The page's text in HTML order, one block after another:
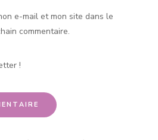
e-mail et mon site dans le
commentaire.
!